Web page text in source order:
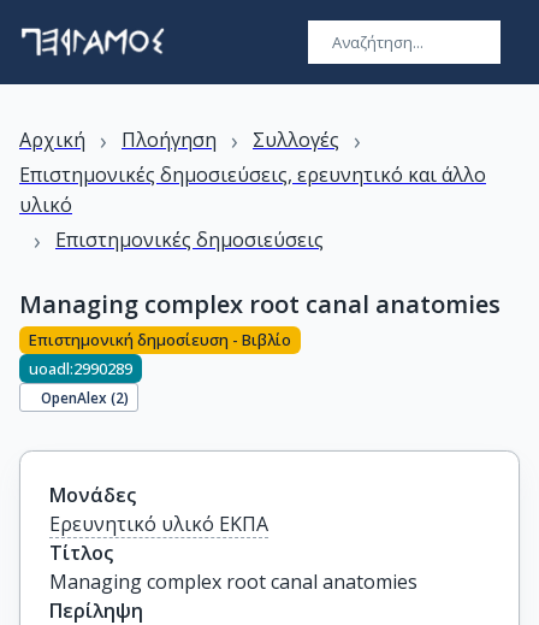
Αρχική › Πλοήγηση › Συλλογές ›
Επιστημονικές δημοσιεύσεις, ερευνητικό και άλλο
υλικό
› Επιστημονικές δημοσιεύσεις
Managing complex root canal anatomies
Επιστημονική δημοσίευση - Βιβλίο
uoadl:2990289
OpenAlex (2)
Μονάδες
Ερευνητικό υλικό ΕΚΠΑ
Τίτλος
Managing complex root canal anatomies
Περίληψη